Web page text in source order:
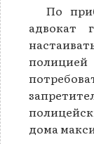
По
адвокат
дома